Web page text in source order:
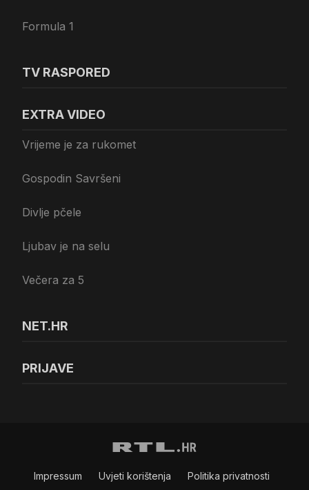
Formula 1
TV RASPORED
EXTRA VIDEO
Vrijeme je za rukomet
Gospodin Savršeni
Divlje pčele
Ljubav je na selu
Večera za 5
NET.HR
PRIJAVE
Impressum Uvjeti korištenja Politika privatnosti